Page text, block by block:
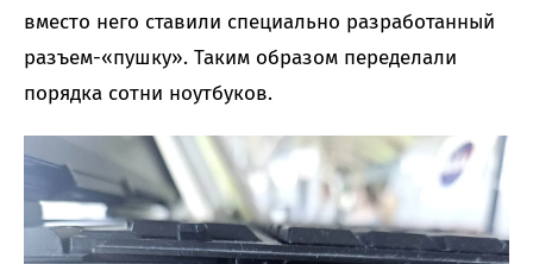
вместо него ставили специально разработанный
разъем-«пушку». Таким образом переделали
порядка сотни ноутбуков.